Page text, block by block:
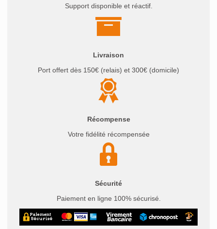
Support disponible et réactif.
Livraison
Port offert dès 150€ (relais) et 300€ (domicile)
Récompense
Votre fidélité récompensée
Sécurité
Paiement en ligne 100% sécurisé.